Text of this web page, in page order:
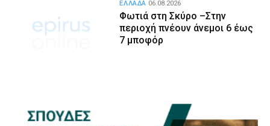
Φωτιά στη Σκύρο –Στην
περιοχή πνέουν άνεμοι 6 έως
7 μποφόρ
ΕΛΛΑΔΑ 06.08.2026